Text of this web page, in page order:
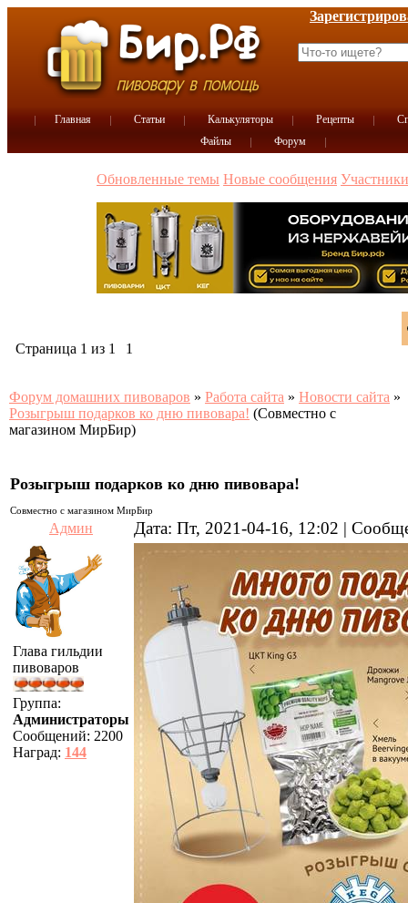
Главная Статьи Калькуляторы Рецепты
Файлы
Форум
Обновленные темы Новые сообщения Участники
Страница 1 из 1 1
Форум домашних пивоваров » Работа сайта » Новости сайта »
Розыгрыш подарков ко дню пивовара! (Совместно с
магазином МирБир)
Розыгрыш подарков ко дню пивовара!
Совместно с магазином МирБир
Админ Дата: Пт, 2021-04-16, 12:02 |
Глава гильдии
пивоваров
Группа:
Администраторы
Сообщений: 2200
Наград: 144